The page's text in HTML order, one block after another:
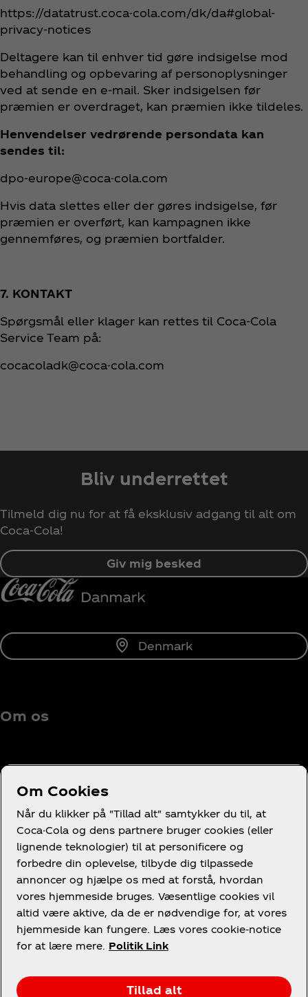
https://datatrust.coca-cola.com/dk/da#global-
privacy-notices
Deltagere kan til enhver tid gøre indsigelse mod
behandling og opbevaring af personoplysninger
ved at sende en e‑mail. Sker indsigelsen før
præmien er overdraget, kan præmien ikke tildeles.
Henvendelser vedrørende persondata kan
sendes til:
dpo-europe@coca-cola.com
Hvis data slettes eller der gøres indsigelse, før
præmien er overført, kan kampagnen ikke
gennemføres, og præmien bortfalder.
7. KONTAKT
Spørgsmål eller klager kan rettes til Coca‑Cola
Service Team på:
cocacoladk@coca-cola.com
Bliv underrettet
Tilmeld dig nu for at få eksklusiv adgang til alt om
Coca‑Cola!
Giv mig besked
Denmark
Om os
Brug for hjælp?
Juridisk
Om Cookies
Når du klikker på "Tillad alt" samtykker du til, at
Coca-Cola og dens partnere bruger cookies (eller
lignende teknologier) til at personificere og
forbedre din oplevelse, tilbyde dig tilpassede
annoncer og hjælpe os med at forstå, hvordan
vores hjemmeside bruges. Væsentlige cookies vil
altid være aktive, da de er nødvendige for, at vores
hjemmeside kan fungere. Læs vores cookie-notice
for at lære mere. Politik Link
Tillad alt